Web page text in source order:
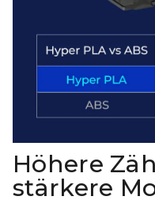
Höhere
stärkere